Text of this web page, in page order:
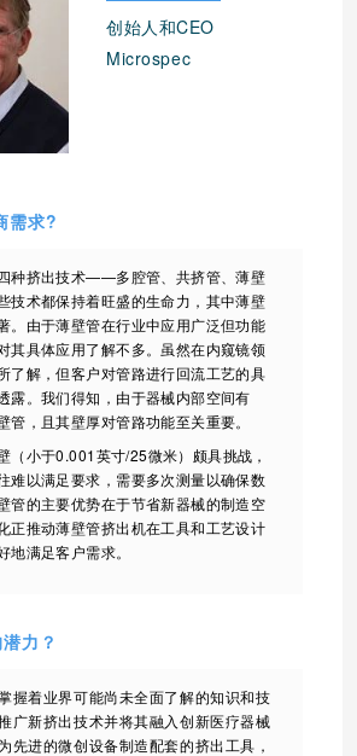
创始人和CEO
Microspec
需求?
种挤出技术——多腔管、共挤管、薄壁
技术都保持着旺盛的生命力，其中薄壁
。由于薄壁管在行业中应用广泛但功能
其具体应用了解不多。虽然在内窥镜领
了解，但客户对管路进行回流工艺的具
露。我们得知，由于器械内部空间有
管，且其壁厚对管路功能至关重要。
（小于0.001英寸/25微米）颇具挑战，
难以满足要求，需要多次测量以确保数
管的主要优势在于节省新器械的制造空
正推动薄壁管挤出机在工具和工艺设计
地满足客户需求。
力？
握着业界可能尚未全面了解的知识和技
广新挤出技术并将其融入创新医疗器械
先进的微创设备制造配套的挤出工具，